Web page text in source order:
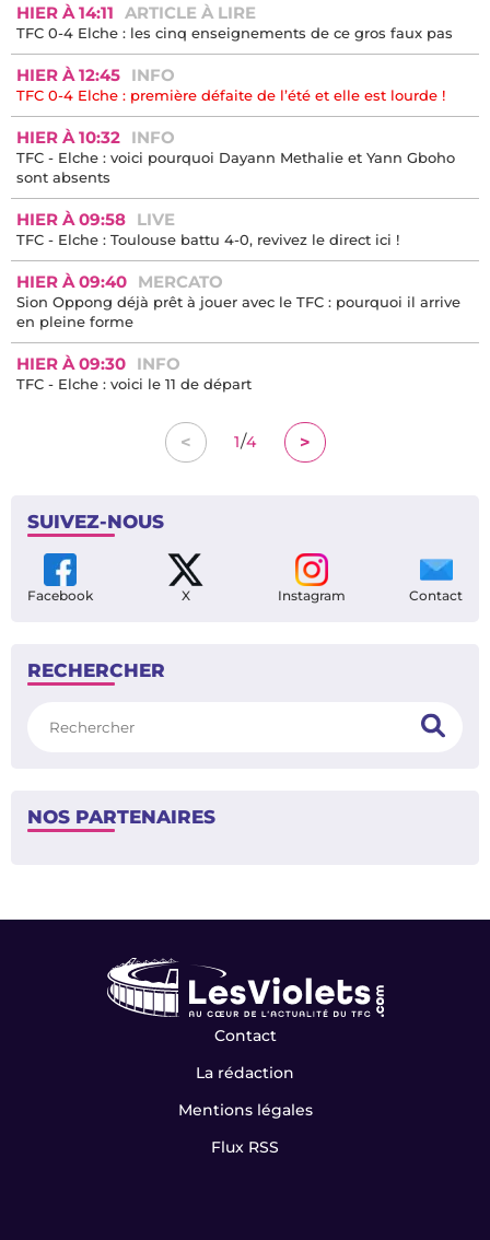
HIER À 14:11 ARTICLE À LIRE
TFC 0-4 Elche : les cinq enseignements de ce gros faux pas
HIER À 12:45 INFO
TFC 0-4 Elche : première défaite de l’été et elle est lourde !
HIER À 10:32 INFO
TFC - Elche : voici pourquoi Dayann Methalie et Yann Gboho
sont absents
HIER À 09:58 LIVE
TFC - Elche : Toulouse battu 4-0, revivez le direct ici !
HIER À 09:40 MERCATO
Sion Oppong déjà prêt à jouer avec le TFC : pourquoi il arrive
en pleine forme
HIER À 09:30 INFO
TFC - Elche : voici le 11 de départ
< 1/4 >
SUIVEZ-NOUS
Facebook X Instagram Contact
RECHERCHER
NOS PARTENAIRES
Contact
La rédaction
Mentions légales
Flux RSS